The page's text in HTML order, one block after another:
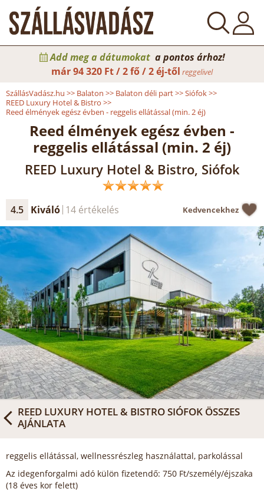
Add meg a dátumokat a pontos árhoz!
már94 320 Ft / 2 fő / 2 éj-től reggelivel
SzállásVadász.hu >> Balaton >> Balaton déli part>>Siófok>>
REED Luxury Hotel & Bistro >>
Reed élmények egész évben - reggelis ellátással (min. 2 éj)
Reed élmények egész évben -
reggelis ellátással (min. 2 éj)
REED Luxury Hotel & Bistro, Siófok
4.5 Kiváló 14 értékelés Kedvencekhez
REED LUXURY HOTEL & BISTRO SIÓFOK ÖSSZES
AJÁNLATA
reggelis ellátással, wellnessrészleg használattal, parkolással
Az idegenforgalmi adó külön fizetendő: 750 Ft/személy/éjszaka
(18 éves kor felett)